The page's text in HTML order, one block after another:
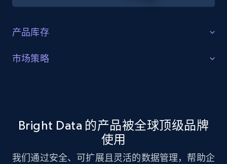
产品库存
识别缺口
立即获取
市场策略
立即获取
Bright Data 的产品被全球顶级品牌
使用
我们通过安全、可扩展且灵活的数据管理，帮助企